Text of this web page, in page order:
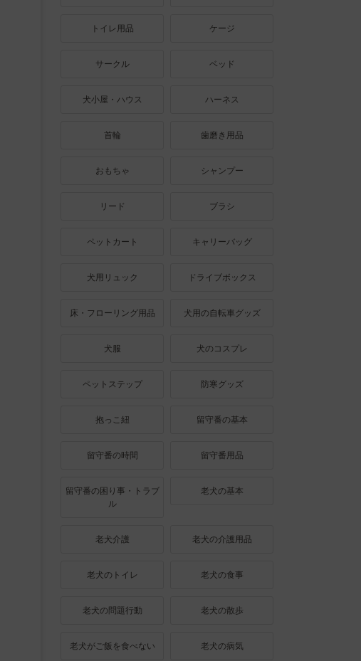
トイレ用品 ケージ
サークル ベッド
犬小屋・ハウス ハーネス
首輪 歯磨き用品
おもちゃ シャンプー
リード ブラシ
ペットカート キャリーバッグ
犬用リュック ドライブボックス
床・フローリング用品 犬用の自転車グッズ
犬服 犬のコスプレ
ペットステップ 防寒グッズ
抱っこ紐 留守番の基本
留守番の時間 留守番用品
留守番の困り事・トラブ
ル
老犬の基本
老犬介護 老犬の介護用品
老犬のトイレ 老犬の食事
老犬の問題行動 老犬の散歩
老犬がご飯を食べない 老犬の病気